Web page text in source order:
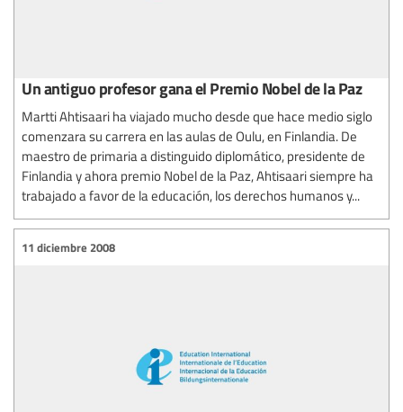
Un antiguo profesor gana el Premio Nobel de la Paz
Martti Ahtisaari ha viajado mucho desde que hace medio siglo
comenzara su carrera en las aulas de Oulu, en Finlandia. De
maestro de primaria a distinguido diplomático, presidente de
Finlandia y ahora premio Nobel de la Paz, Ahtisaari siempre ha
trabajado a favor de la educación, los derechos humanos y...
11 diciembre 2008